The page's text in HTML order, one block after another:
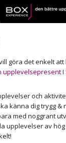
göra det enkelt
upplevelsepresent I
och
känna dig trygg
med noggrant
upplevelser av